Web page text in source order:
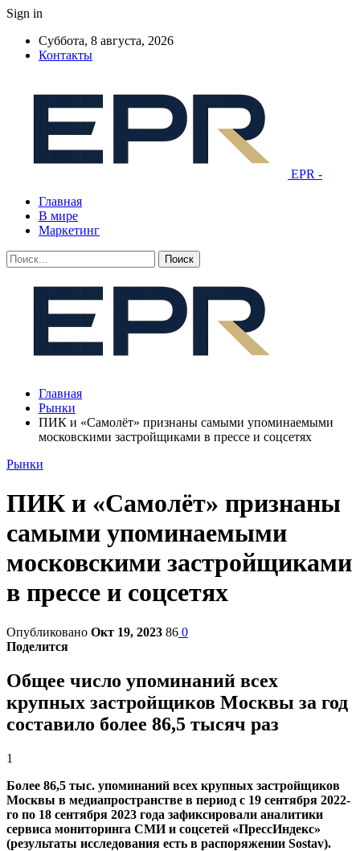
Sign in
Суббота, 8 августа, 2026
Контакты
EPR -
Главная
В мире
Маркетинг
Главная
Рынки
ПИК и «Cамолёт» признаны самыми упоминаемыми
московскими застройщиками в прессе и соцсетях
Рынки
ПИК и «Cамолёт» признаны
самыми упоминаемыми
московскими застройщиками
в прессе и соцсетях
Опубликовано Окт 19, 2023 86 0
Поделится
Общее число упоминаний всех
крупных застройщиков Москвы за год
составило более 86,5 тысяч раз
1
Более 86,5 тыс. упоминаний всех крупных застройщиков
Москвы в медиапространстве в период с 19 сентября 2022-
го по 18 сентября 2023 года зафиксировали аналитики
сервиса мониторинга СМИ и соцсетей «ПрессИндекс»
(результаты исследования есть в распоряжении Sostav).